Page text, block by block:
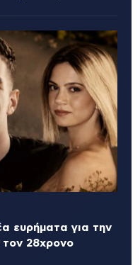
ευρήματα για την
τον 28χρονο